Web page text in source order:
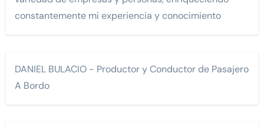
constantemente mi experiencia y conocimiento
DANIEL BULACIO - Productor y Conductor de Pasajero
A Bordo